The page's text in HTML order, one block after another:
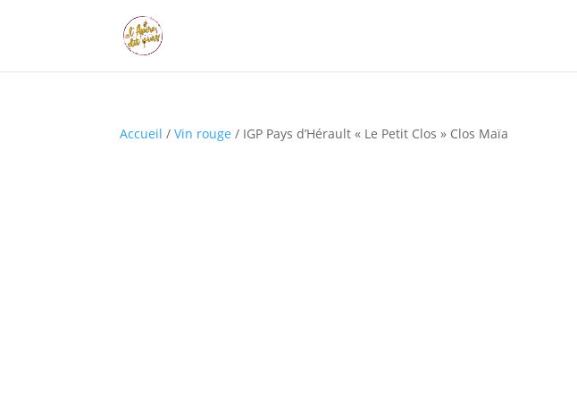
Accueil /Vin rouge / IGP Pays d’Hérault « Le Petit Clos » Clos Maïa